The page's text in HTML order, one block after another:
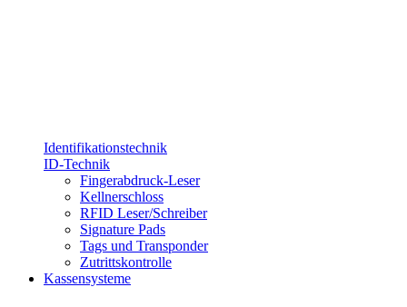
Identifikationstechnik
ID-Technik
Fingerabdruck-Leser
Kellnerschloss
RFID Leser/Schreiber
Signature Pads
Tags und Transponder
Zutrittskontrolle
Kassensysteme